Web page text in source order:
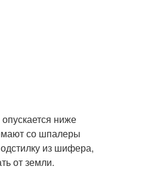
ниже
со шпалеры
из шифера,
от земли.